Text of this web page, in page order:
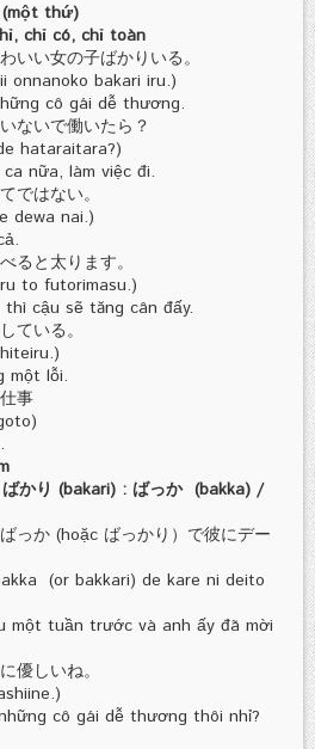
thứ)
chỉ có, chỉ toàn
いい女の子ばかりいる。
onnanoko bakari iru.)
cô gái dễ thương.
ないで働いたら？
hataraitara?)
nữa, làm việc đi.
ではない。
dewa nai.)
ると太ります。
to futorimasu.)
cậu sẽ tăng cân đấy.
ている。
một lỗi.
事
かり (bakari) : ばっか (bakka) /
っか (hoặc ばっかり）で彼にデー
(or bakkari) de kare ni deito
một tuần trước và anh ấy đã mời
優しいね。
cô gái dễ thương thôi nhỉ?